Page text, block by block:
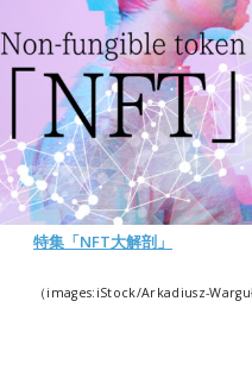
特集「NFT大解剖」
（images:iStock/Arkadiusz-